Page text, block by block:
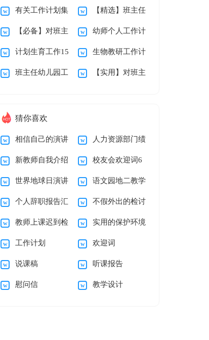
研组工作总结 工作计划模板集合五
篇
有关工作计划集
锦六篇
【精选】班主任
学期的工作计划集合
九篇
【必备】对班主
任的工作计划集合五
篇
幼师个人工作计
划15篇
计划生育工作15
篇
生物教研工作计
划
班主任幼儿园工 【实用】对班主
猜你喜欢
相信自己的演讲
稿
人力资源部门绩
效考核工作总结
新教师自我介绍
15篇
校友会欢迎词6
篇
世界地球日演讲
稿五篇
语文园地二教学
反思
个人辞职报告汇
编15篇
不假外出的检讨
书
教师上课迟到检
讨书锦集八篇
实用的保护环境
建议书作文汇总9篇
工作计划 欢迎词
说课稿 听课报告
慰问信 教学设计